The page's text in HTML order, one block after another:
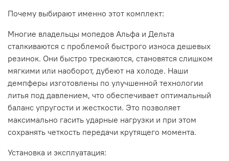
Почему выбирают именно этот комплект:
Многие владельцы мопедов Альфа и Дельта
сталкиваются с проблемой быстрого износа дешевых
резинок. Они быстро трескаются, становятся слишком
мягкими или наоборот, дубеют на холоде. Наши
демпферы изготовлены по улучшенной технологии
литья под давлением, что обеспечивает оптимальный
баланс упругости и жесткости. Это позволяет
максимально гасить ударные нагрузки и при этом
сохранять четкость передачи крутящего момента.
Установка и эксплуатация: